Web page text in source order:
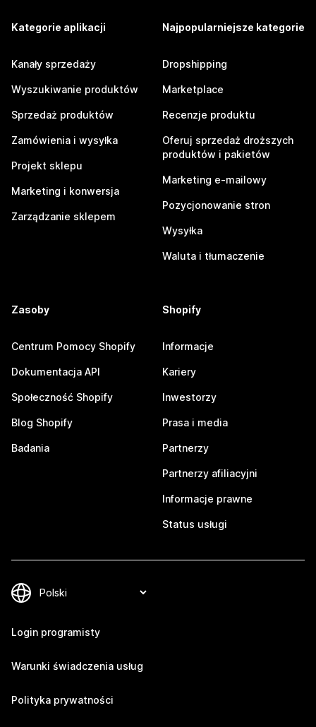
Kategorie aplikacji
Kanały sprzedaży
Wyszukiwanie produktów
Sprzedaż produktów
Zamówienia i wysyłka
Projekt sklepu
Marketing i konwersja
Zarządzanie sklepem
Najpopularniejsze kategorie
Dropshipping
Marketplace
Recenzje produktu
Oferuj sprzedaż droższych
produktów i pakietów
Marketing e-mailowy
Pozycjonowanie stron
Wysyłka
Waluta i tłumaczenie
Zasoby
Centrum Pomocy Shopify
Dokumentacja API
Społeczność Shopify
Blog Shopify
Badania
Shopify
Informacje
Kariery
Inwestorzy
Prasa i media
Partnerzy
Partnerzy afiliacyjni
Informacje prawne
Status usługi
Login programisty
Warunki świadczenia usług
Polityka prywatności